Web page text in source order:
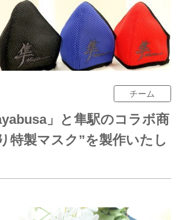
」と隼駅のコラボ商
特製マスク”を製作いたし
チーム